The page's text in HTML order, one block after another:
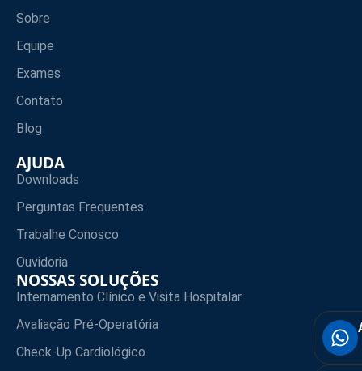
Sobre
Equipe
Exames
Contato
Blog
AJUDA
Downloads
Perguntas Frequentes
Trabalhe Conosco
Ouvidoria
NOSSAS SOLUÇÕES
Internamento Clínico e Visita Hospitalar
Avaliação Pré-Operatória
Check-Up Cardiológico